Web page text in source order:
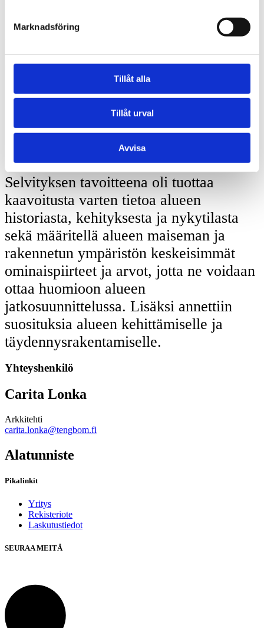
Marknadsföring
Tillåt alla
Tillåt urval
Avvisa
leimaavat kulttuurihistoriallisesti arvokas puoliavoin ja puistomainen
ympäristö, hautausmaa-alueet, kasvuston seasta pilkahtelevat
Selvityksen tavoitteena oli tuottaa
kaavoitusta varten tietoa alueen
historiasta, kehityksesta ja nykytilasta
sekä määritellä alueen maiseman ja
rakennetun ympäristön keskeisimmät
ominaispiirteet ja arvot, jotta ne voidaan
ottaa huomioon alueen
jatkosuunnittelussa. Lisäksi annettiin
suosituksia alueen kehittämiselle ja
täydennysrakentamiselle.
Yhteyshenkilö
Carita Lonka
Arkkitehti
carita.lonka@tengbom.fi
Alatunniste
Pikalinkit
Yritys
Rekisteriote
Laskutustiedot
SEURAA MEITÄ